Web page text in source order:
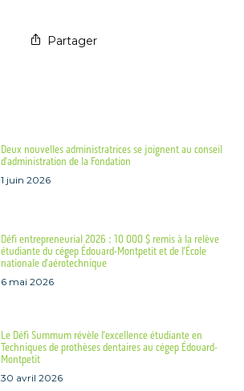
Partager
Deux nouvelles administratrices se joignent au conseil
d’administration de la Fondation
1 juin 2026
Défi entrepreneurial 2026 : 10 000 $ remis à la relève
étudiante du cégep Édouard-Montpetit et de l’École
nationale d’aérotechnique
6 mai 2026
Le Défi Summum révèle l’excellence étudiante en
Techniques de prothèses dentaires au cégep Édouard-
Montpetit
30 avril 2026